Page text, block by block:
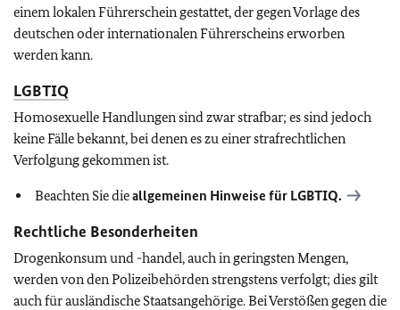
einem lokalen Führerschein gestattet, der gegen Vorlage des
deutschen oder internationalen Führerscheins erworben
werden kann.
LGBTIQ
Homosexuelle Handlungen sind zwar strafbar; es sind jedoch
keine Fälle bekannt, bei denen es zu einer strafrechtlichen
Verfolgung gekommen ist.
Beachten Sie dieallgemeinen Hinweise für LGBTIQ.
Rechtliche Besonderheiten
Drogenkonsum und -handel, auch in geringsten Mengen,
werden von den Polizeibehörden strengstens verfolgt; dies gilt
auch für ausländische Staatsangehörige. Bei Verstößen gegen die